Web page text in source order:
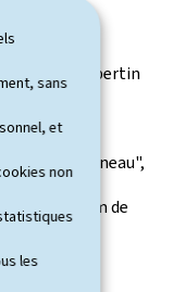
sans
et
non
les
guidée.
Obertin
"Grand Anneau",
bois de 2 km de